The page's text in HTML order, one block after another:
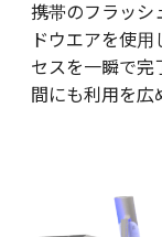
携帯のフラッシ
ドウエアを使
セスを一瞬で完
間にも利用を広